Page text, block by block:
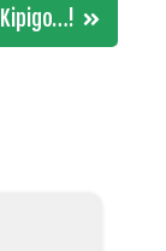
Kipigo…!